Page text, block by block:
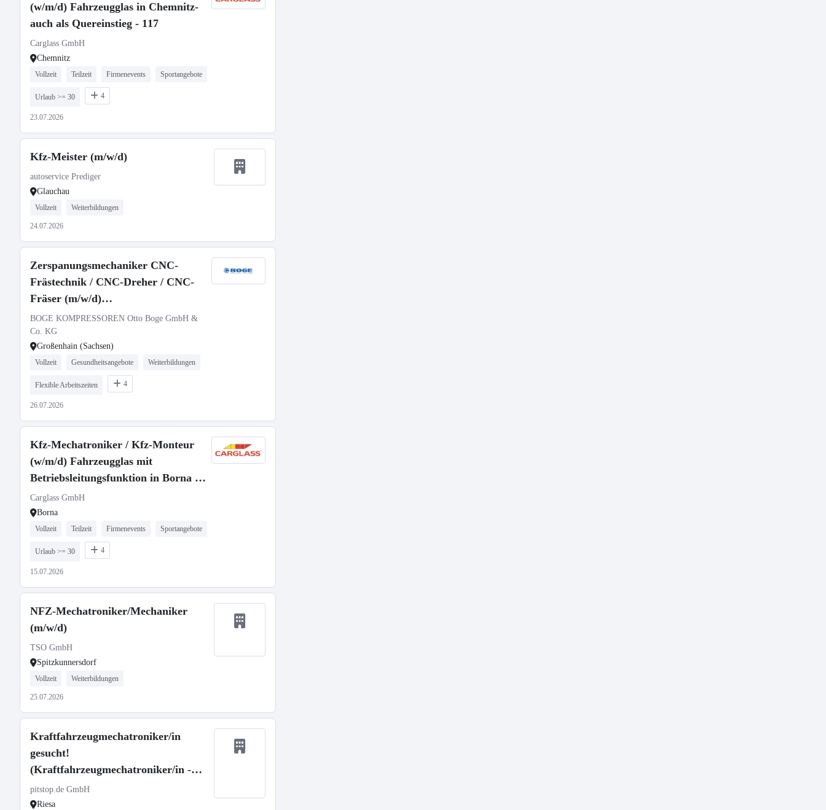
(w/m/d) Fahrzeugglas in Chemnitz-
auch als Quereinstieg - 117
Carglass GmbH
Chemnitz
Vollzeit Teilzeit Firmenevents Sportangebote
Urlaub >= 30 4
23.07.2026
Kfz-Meister (m/w/d)
autoservice Prediger
Glauchau
Vollzeit Weiterbildungen
24.07.2026
Zerspanungsmechaniker CNC-
Frästechnik / CNC-Dreher / CNC-
Fräser (m/w/d)
Kompressorenkomponenten
BOGE KOMPRESSOREN Otto Boge GmbH &
Co. KG
Großenhain (Sachsen)
Vollzeit Gesundheitsangebote Weiterbildungen
Flexible Arbeitszeiten 4
26.07.2026
Kfz-Mechatroniker / Kfz-Monteur
(w/m/d) Fahrzeugglas mit
Betriebsleitungsfunktion in Borna -
3016
Carglass GmbH
Borna
Vollzeit Teilzeit Firmenevents Sportangebote
Urlaub >= 30 4
15.07.2026
NFZ-Mechatroniker/Mechaniker
(m/w/d)
TSO GmbH
Spitzkunnersdorf
Vollzeit Weiterbildungen
25.07.2026
Kraftfahrzeugmechatroniker/in
gesucht!
(Kraftfahrzeugmechatroniker/in -
Personenkraftwagentechnik)
pitstop.de GmbH
Riesa